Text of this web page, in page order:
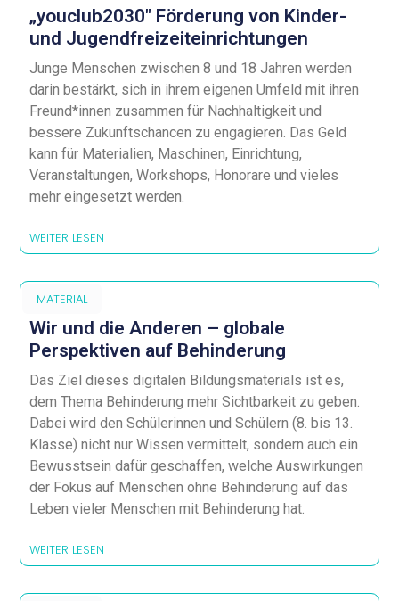
„youclub2030″ Förderung von Kinder-
und Jugendfreizeiteinrichtungen
Junge Menschen zwischen 8 und 18 Jahren werden
darin bestärkt, sich in ihrem eigenen Umfeld mit ihren
Freund*innen zusammen für Nachhaltigkeit und
bessere Zukunftschancen zu engagieren. Das Geld
kann für Materialien, Maschinen, Einrichtung,
Veranstaltungen, Workshops, Honorare und vieles
mehr eingesetzt werden.
WEITER LESEN
MATERIAL
Wir und die Anderen – globale
Perspektiven auf Behinderung
Das Ziel dieses digitalen Bildungsmaterials ist es,
dem Thema Behinderung mehr Sichtbarkeit zu geben.
Dabei wird den Schülerinnen und Schülern (8. bis 13.
Klasse) nicht nur Wissen vermittelt, sondern auch ein
Bewusstsein dafür geschaffen, welche Auswirkungen
der Fokus auf Menschen ohne Behinderung auf das
Leben vieler Menschen mit Behinderung hat.
WEITER LESEN